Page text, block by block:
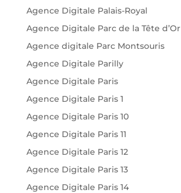
Agence Digitale Palais-Royal
Agence Digitale Parc de la Tête d’Or
Agence digitale Parc Montsouris
Agence Digitale Parilly
Agence Digitale Paris
Agence Digitale Paris 1
Agence Digitale Paris 10
Agence Digitale Paris 11
Agence Digitale Paris 12
Agence Digitale Paris 13
Agence Digitale Paris 14